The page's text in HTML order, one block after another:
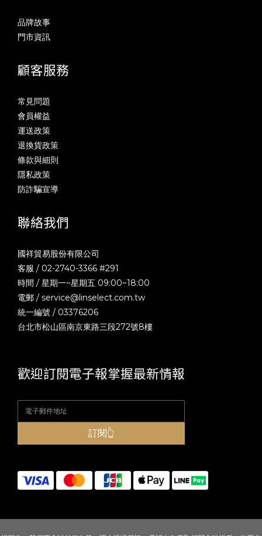
品牌故事
門市資訊
顧客服務
常見問題
會員權益
運送政策
退換貨政策
條款與細則
隱私政策
防詐騙宣導
聯絡我們
國祥貿易股份有限公司
客服 / 02-2740-3366 #291
時間 / 星期一~星期五 09:00~18:00
電郵 / service@linselect.com.tw
統一編號 / 03376206
台北市松山區南京東路三段272號8樓
歡迎訂閱電子報掌握最新情報
訂閱👆